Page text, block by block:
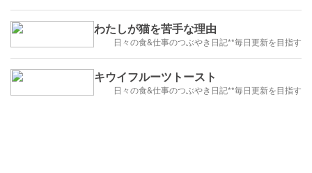
わたしが猫を苦手な理由
日々の食&仕事のつぶやき日記**毎日更新を目指す
キウイフルーツトースト
日々の食&仕事のつぶやき日記**毎日更新を目指す